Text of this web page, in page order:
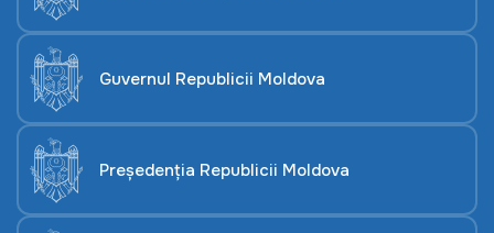
Guvernul Republicii Moldova
Președenția Republicii Moldova